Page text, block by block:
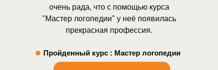
очень рада, что с помощью курса
"Мастер логопедии" у неё появилась
прекрасная профессия.
Пройденный курс : Мастер логопедии